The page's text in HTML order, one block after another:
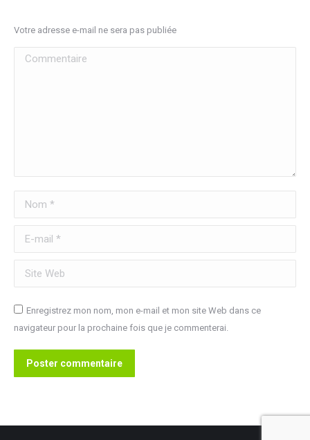
Votre adresse e-mail ne sera pas publiée
Commentaire
Nom *
E-mail *
Site Web
Enregistrez mon nom, mon e-mail et mon site Web dans ce
navigateur pour la prochaine fois que je commenterai.
Poster commentaire